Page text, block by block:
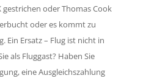
gestrichen oder Thomas Cook
oder es kommt zu
Ein Ersatz – Flug ist nicht in
als Fluggast? Haben Sie
eine Ausgleichszahlung